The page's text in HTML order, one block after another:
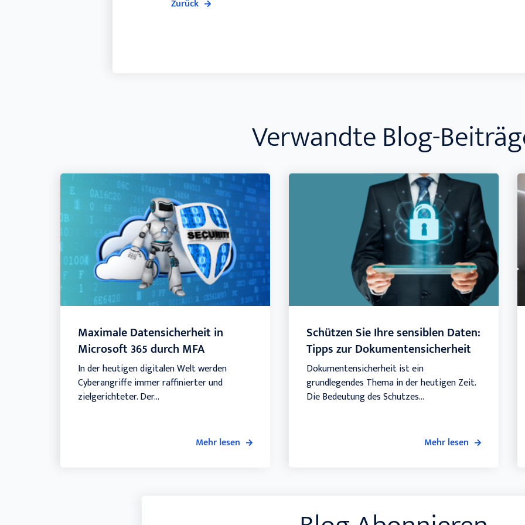
Zurück
Verwandte Blog-
Maximale Datensicherheit in
Microsoft 365 durch MFA
In der heutigen digitalen Welt werden
Cyberangriffe immer raffinierter und
zielgerichteter. Der...
Mehr lesen
Schützen Sie Ihre sensiblen Daten:
Tipps zur Dokumentensicherheit
Dokumentensicherheit ist ein
grundlegendes Thema in der heutigen Zeit.
Die Bedeutung des Schutzes...
Mehr lesen